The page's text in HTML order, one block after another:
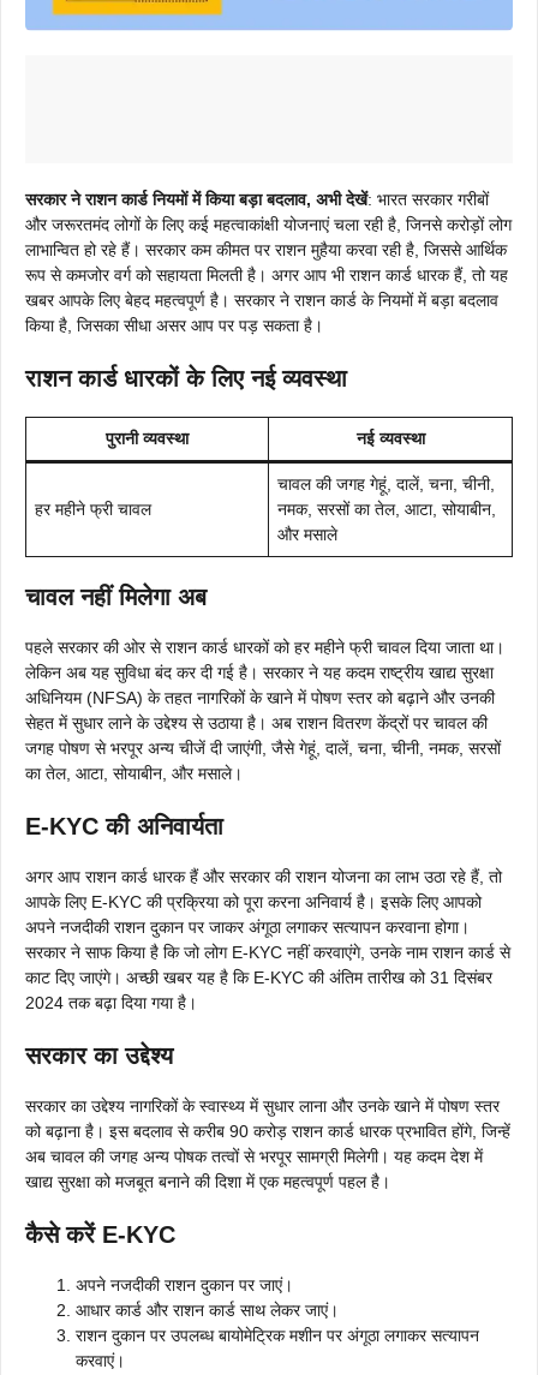
सरकार ने राशन कार्ड नियमों में किया बड़ा बदलाव, अभी देखें: भारत सरकार गरीबों
और जरूरतमंद लोगों के लिए कई महत्वाकांक्षी योजनाएं चला रही है, जिनसे करोड़ों लोग
लाभान्वित हो रहे हैं। सरकार कम कीमत पर राशन मुहैया करवा रही है, जिससे आर्थिक
रूप से कमजोर वर्ग को सहायता मिलती है। अगर आप भी राशन कार्ड धारक हैं, तो यह
खबर आपके लिए बेहद महत्वपूर्ण है। सरकार ने राशन कार्ड के नियमों में बड़ा बदलाव
किया है, जिसका सीधा असर आप पर पड़ सकता है।
राशन कार्ड धारकों के लिए नई व्यवस्था
पुरानी व्यवस्था नई व्यवस्था
हर महीने फ्री चावल
चावल की जगह गेहूं, दालें, चना, चीनी,
नमक, सरसों का तेल, आटा, सोयाबीन,
और मसाले
चावल नहीं मिलेगा अब
पहले सरकार की ओर से राशन कार्ड धारकों को हर महीने फ्री चावल दिया जाता था।
लेकिन अब यह सुविधा बंद कर दी गई है। सरकार ने यह कदम राष्ट्रीय खाद्य सुरक्षा
अधिनियम (NFSA) के तहत नागरिकों के खाने में पोषण स्तर को बढ़ाने और उनकी
सेहत में सुधार लाने के उद्देश्य से उठाया है। अब राशन वितरण केंद्रों पर चावल की
जगह पोषण से भरपूर अन्य चीजें दी जाएंगी, जैसे गेहूं, दालें, चना, चीनी, नमक, सरसों
का तेल, आटा, सोयाबीन, और मसाले।
E-KYC की अनिवार्यता
अगर आप राशन कार्ड धारक हैं और सरकार की राशन योजना का लाभ उठा रहे हैं, तो
आपके लिए E-KYC की प्रक्रिया को पूरा करना अनिवार्य है। इसके लिए आपको
अपने नजदीकी राशन दुकान पर जाकर अंगूठा लगाकर सत्यापन करवाना होगा।
सरकार ने साफ किया है कि जो लोग E-KYC नहीं करवाएंगे, उनके नाम राशन कार्ड से
काट दिए जाएंगे। अच्छी खबर यह है कि E-KYC की अंतिम तारीख को 31 दिसंबर
2024 तक बढ़ा दिया गया है।
सरकार का उद्देश्य
सरकार का उद्देश्य नागरिकों के स्वास्थ्य में सुधार लाना और उनके खाने में पोषण स्तर
को बढ़ाना है। इस बदलाव से करीब 90 करोड़ राशन कार्ड धारक प्रभावित होंगे, जिन्हें
अब चावल की जगह अन्य पोषक तत्वों से भरपूर सामग्री मिलेगी। यह कदम देश में
खाद्य सुरक्षा को मजबूत बनाने की दिशा में एक महत्वपूर्ण पहल है।
कैसे करें E-KYC
अपने नजदीकी राशन दुकान पर जाएं।
आधार कार्ड और राशन कार्ड साथ लेकर जाएं।
राशन दुकान पर उपलब्ध बायोमेट्रिक मशीन पर अंगूठा लगाकर सत्यापन
करवाएं।